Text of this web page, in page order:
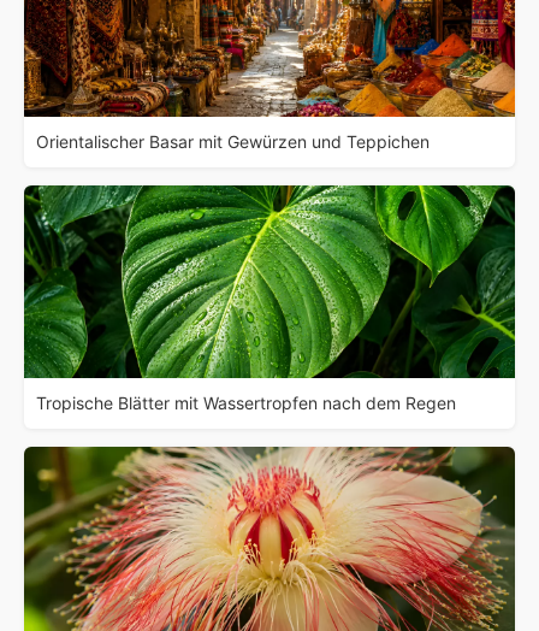
Orientalischer Basar mit Gewürzen und Teppichen
Tropische Blätter mit Wassertropfen nach dem Regen